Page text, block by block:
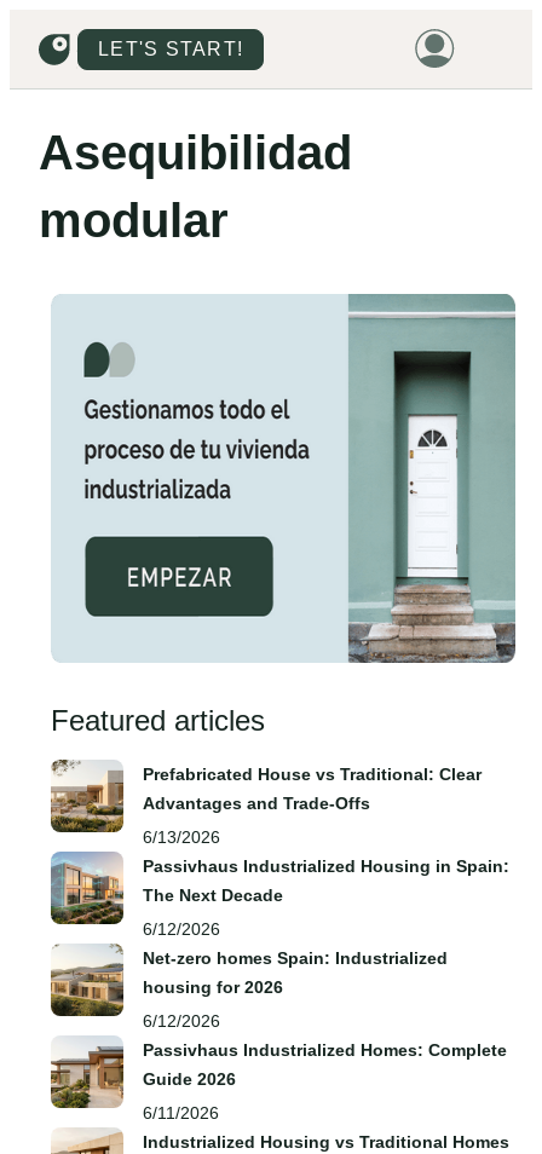
LET'S START!
PROJECTS
PRICES
Asequibilidad
modular
Featured articles
Prefabricated House vs Traditional: Clear
Advantages and Trade‑Offs
6/13/2026
Passivhaus Industrialized Housing in Spain:
The Next Decade
6/12/2026
Net-zero homes Spain: Industrialized
housing for 2026
6/12/2026
Passivhaus Industrialized Homes: Complete
Guide 2026
6/11/2026
Industrialized Housing vs Traditional Homes